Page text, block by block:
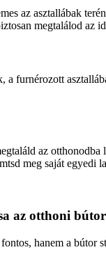
az asztallábak
megtalálod az
furnérozott
az
meg saját egyedi
az otthoni
hanem a